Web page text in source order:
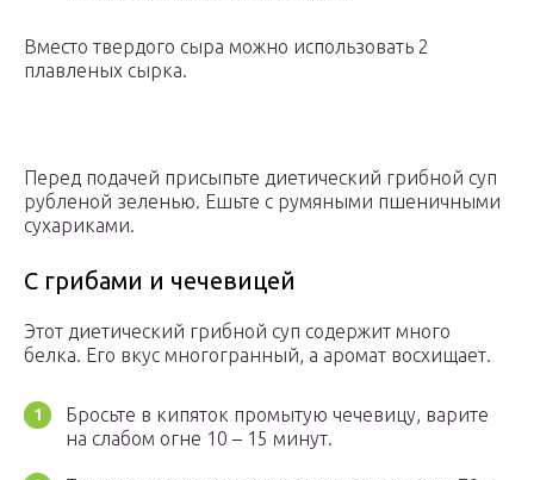
Вместо твердого сыра можно использовать 2
плавленых сырка.
Перед подачей присыпьте диетический грибной суп
рубленой зеленью. Ешьте с румяными пшеничными
сухариками.
С грибами и чечевицей
Этот диетический грибной суп содержит много
белка. Его вкус многогранный, а аромат восхищает.
Бросьте в кипяток промытую чечевицу, варите
на слабом огне 10 – 15 минут.